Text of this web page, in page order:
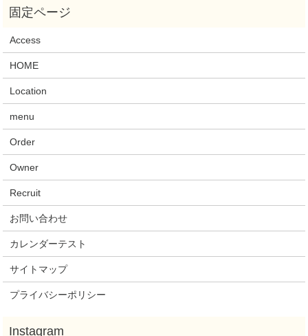
Access
HOME
Location
menu
Order
Owner
Recruit
お問い合わせ
カレンダーテスト
サイトマップ
プライバシーポリシー